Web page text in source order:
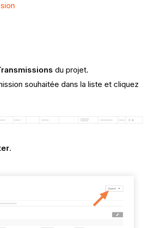
du projet.
souhaitée dans la liste et cliquez
.